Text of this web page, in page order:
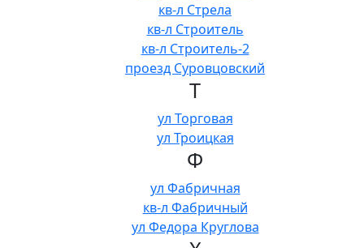
кв-л Стрела
кв-л Строитель
кв-л Строитель-2
проезд Суровцовский
Т
ул Торговая
ул Троицкая
Ф
ул Фабричная
кв-л Фабричный
ул Федора Круглова